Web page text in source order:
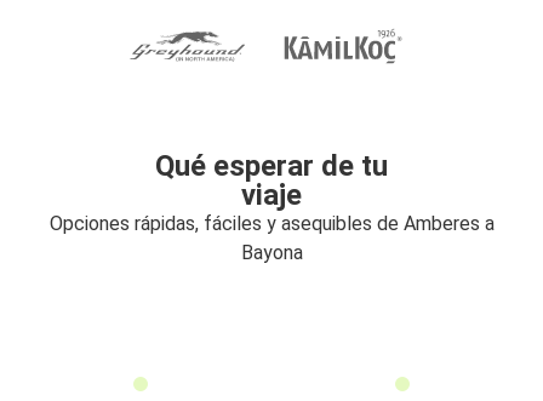
Qué esperar de tu
viaje
Opciones rápidas, fáciles y asequibles de Amberes a
Bayona